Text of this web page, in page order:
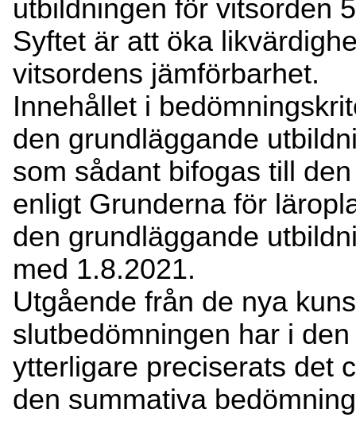
utbildningen för vitsorden
Syftet är att öka
vitsordens jämförbarhet.
Innehållet i
den grundläggande
som sådant bifogas till
enligt Grunderna för
den grundläggande
med 1.8.2021.
Utgående från de nya
slutbedömningen har i
ytterligare preciserats det
den summativa